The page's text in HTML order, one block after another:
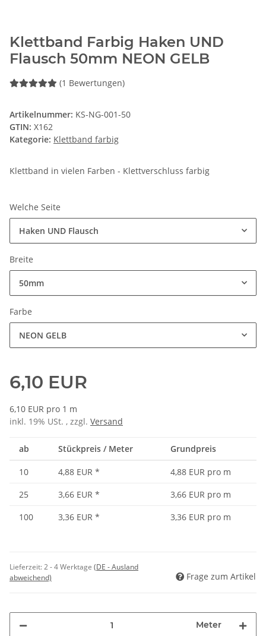
Klettband Farbig Haken UND
Flausch 50mm NEON GELB
(1 Bewertungen)
Artikelnummer: KS-NG-001-50
GTIN: X162
Kategorie: Klettband farbig
Klettband in vielen Farben - Klettverschluss farbig
Welche Seite
Haken UND Flausch
Breite
50mm
Farbe
NEON GELB
6,10 EUR
6,10 EUR pro 1 m
inkl. 19% USt. , zzgl. Versand
ab Stückpreis / Meter Grundpreis
10 4,88 EUR *
4,88 EUR pro m
25
3,66 EUR *
3,66 EUR pro m
100
3,36 EUR * 3,36 EUR pro m
Lieferzeit:2 - 4 Werktage (DE - Ausland
abweichend)
Frage zum Artikel
Meter